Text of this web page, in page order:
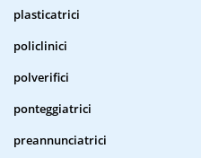
plasticatrici
policlinici
polverifici
ponteggiatrici
preannunciatrici